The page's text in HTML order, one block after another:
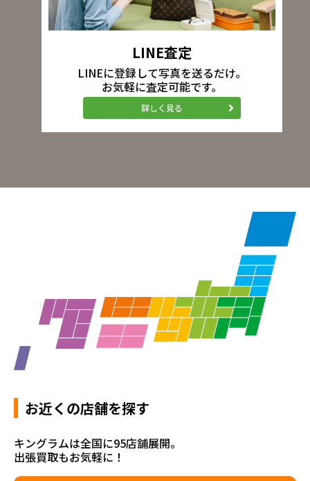
LINE査定
LINEに登録して写真を送るだけ。
お気軽に査定可能です。
詳しく見る
お近くの店舗を探す
キングラムは全国に95店舗展開。
出張買取もお気軽に！